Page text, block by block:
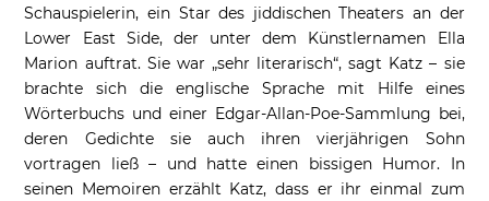
Schauspielerin, ein Star des jiddischen Theaters an der
Lower East Side, der unter dem Künstlernamen Ella
Marion auftrat. Sie war „sehr literarisch“, sagt Katz – sie
brachte sich die englische Sprache mit Hilfe eines
Wörterbuchs und einer Edgar-Allan-Poe-Sammlung bei,
deren Gedichte sie auch ihren vierjährigen Sohn
vortragen ließ – und hatte einen bissigen Humor. In
seinen Memoiren erzählt Katz, dass er ihr einmal zum